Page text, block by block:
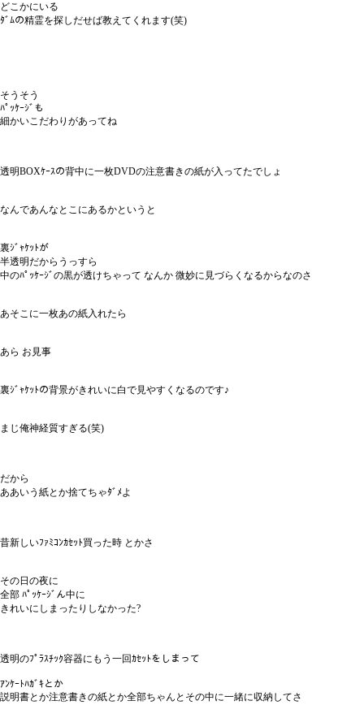
どこかにいる
ﾀﾞﾑの精霊を探しだせば教えてくれます(笑)
そうそう
ﾊﾟｯｹｰｼﾞも
細かいこだわりがあってね
透明BOXｹｰｽの背中に一枚DVDの注意書きの紙が入ってたでしょ
なんであんなとこにあるかというと
裏ｼﾞｬｹｯﾄが
半透明だからうっすら
中のﾊﾟｯｹｰｼﾞの黒が透けちゃって なんか 微妙に見づらくなるからなのさ
あそこに一枚あの紙入れたら
あら お見事
裏ｼﾞｬｹｯﾄの背景がきれいに白で見やすくなるのです♪
まじ俺神経質すぎる(笑)
だから
ああいう紙とか捨てちゃﾀﾞﾒよ
昔新しいﾌｧﾐｺﾝｶｾｯﾄ買った時 とかさ
その日の夜に
全部 ﾊﾟｯｹｰｼﾞん中に
きれいにしまったりしなかった?
透明のﾌﾟﾗｽﾁｯｸ容器にもう一回ｶｾｯﾄをしまって
ｱﾝｹｰﾄﾊｶﾞｷとか
説明書とか注意書きの紙とか全部ちゃんとその中に一緒に収納してさ